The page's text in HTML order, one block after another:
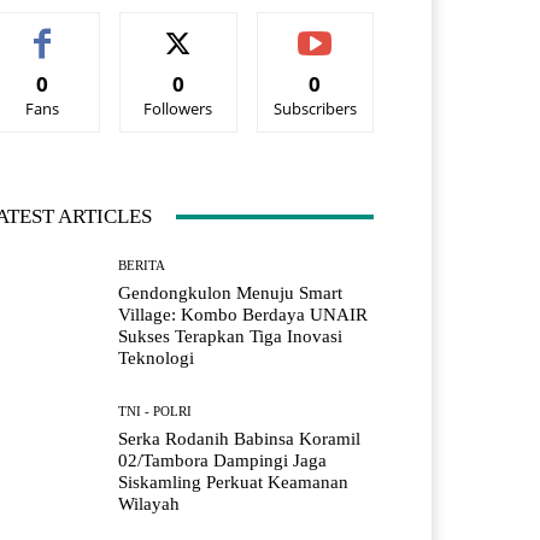
0
Fans
0
Followers
0
Subscribers
ARTICLES
BERITA
Gendongkulon Menuju Smart
Village: Kombo Berdaya UNAIR
Sukses Terapkan Tiga Inovasi
Teknologi
TNI - POLRI
Serka Rodanih Babinsa Koramil
02/Tambora Dampingi Jaga
Siskamling Perkuat Keamanan
Wilayah